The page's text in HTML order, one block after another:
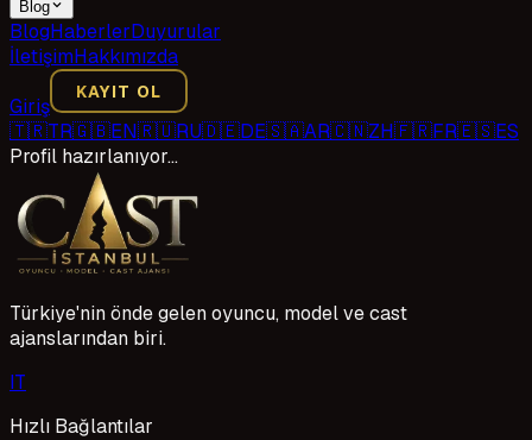
Blog
BlogHaberlerDuyurular
İletişimHakkımızda
Giriş
KAYIT OL
🇹🇷TR🇬🇧EN🇷🇺RU🇩🇪DE🇸🇦AR🇨🇳ZH🇫🇷FR🇪🇸ES
Profil hazırlanıyor…
Türkiye'nin önde gelen oyuncu, model ve cast
ajanslarından biri.
IT
Hızlı Bağlantılar